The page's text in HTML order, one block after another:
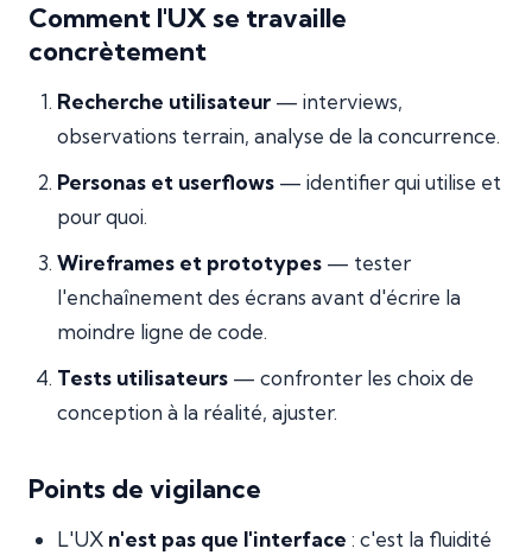
Comment l'UX se travaille
concrètement
Recherche utilisateur — interviews,
observations terrain, analyse de la concurrence.
Personas et userflows — identifier qui utilise et
pour quoi.
Wireframes et prototypes — tester
l'enchaînement des écrans avant d'écrire la
moindre ligne de code.
Tests utilisateurs — confronter les choix de
conception à la réalité, ajuster.
Points de vigilance
L'UX n'est pas que l'interface : c'est la fluidité